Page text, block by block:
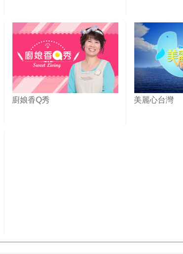
廚娘香Q秀 美麗心台灣